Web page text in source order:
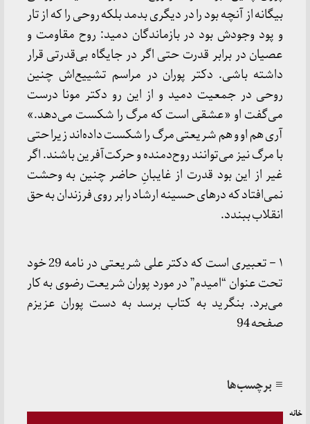
بیگانه از آنچه بود را در دیگری بدمد بلکه روحی را که از تار
و پود وجودش بود در بازماندگان دمید: روح مقاومت و
عصیان در برابر قدرت حتی اگر در جایگاه بی‌قدرتی قرار
داشته باشی. دکتر پوران در مراسم تشییع‌اش چنین
روحی در جمعیت دمید و از این رو دکتر مونا درست
می‌گفت او «عشقی است که مرگ را شکست می‌دهد.»
آری هم او و هم شریعتی مرگ را شکست داده‌اند زیرا حتی
با مرگ نیز می‌توانند روح‌دمنده و حرکت‌آفرین باشند. اگر
غیر از این بود قدرت از غایبانِ حاضر چنین به وحشت
نمی‌افتاد که درهای حسینه ارشاد را بر روی فرزندان به حق
انقلاب ببندد.
۱ – تعبیری است که دکتر علی شریعتی در نامه 29 خود
تحت عنوان “امیدم” در مورد پوران شریعت رضوی به کار
می‌برد. بنگرید به کتاب برسد به دست پوران عزیزم
صفحه 94
≡ برچسب‌ها
خانه